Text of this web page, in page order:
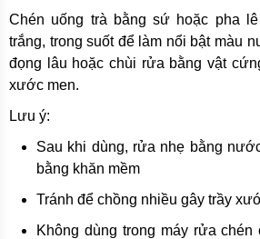
Chén uống trà bằng sứ hoặc pha
trắng, trong suốt để làm nổi bật màu
đọng lâu hoặc chùi rửa bằng vật
xước men.
Lưu ý:
Sau khi dùng, rửa nhẹ bằng
bằng khăn mềm
Tránh để chồng nhiều gây trầy
Không dùng trong máy rửa